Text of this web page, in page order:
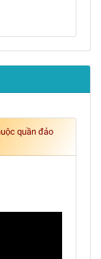
quần đảo